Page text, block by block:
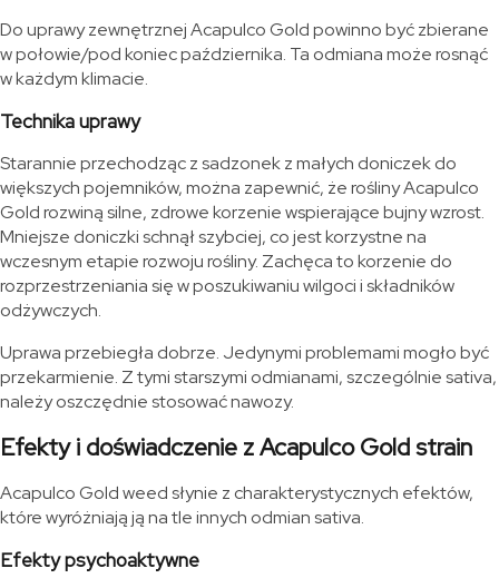
Do uprawy zewnętrznej Acapulco Gold powinno być zbierane
w połowie/pod koniec października. Ta odmiana może rosnąć
w każdym klimacie.
Technika uprawy
Starannie przechodząc z sadzonek z małych doniczek do
większych pojemników, można zapewnić, że rośliny Acapulco
Gold rozwiną silne, zdrowe korzenie wspierające bujny wzrost.
Mniejsze doniczki schnął szybciej, co jest korzystne na
wczesnym etapie rozwoju rośliny. Zachęca to korzenie do
rozprzestrzeniania się w poszukiwaniu wilgoci i składników
odżywczych.
Uprawa przebiegła dobrze. Jedynymi problemami mogło być
przekarmienie. Z tymi starszymi odmianami, szczególnie sativa,
należy oszczędnie stosować nawozy.
Efekty i doświadczenie z Acapulco Gold strain
Acapulco Gold weed słynie z charakterystycznych efektów,
które wyróżniają ją na tle innych odmian sativa.
Efekty psychoaktywne